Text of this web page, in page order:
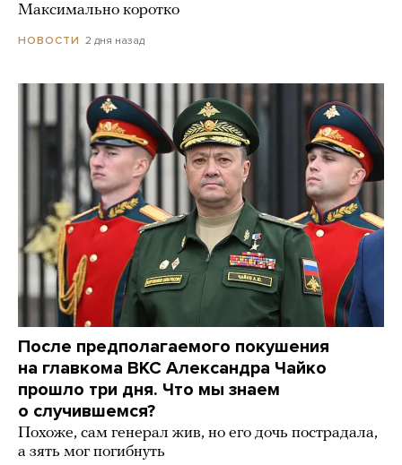
Максимально коротко
НОВОСТИ 2 дня назад
После предполагаемого покушения
на главкома ВКС Александра Чайко
прошло три дня. Что мы знаем
о случившемся?
Похоже, сам генерал жив, но его дочь пострадала,
а зять мог погибнуть